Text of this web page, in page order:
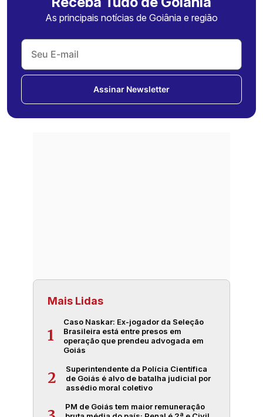
As principais notícias de Goiânia e região
Assinar Newsletter
Mais Lidas
1
Caso Naskar: Ex-jogador da Seleção
Brasileira está entre presos em
operação que prendeu advogada em
Goiás
2
Superintendente da Polícia Científica
de Goiás é alvo de batalha judicial por
assédio moral coletivo
PM de Goiás tem maior remuneração